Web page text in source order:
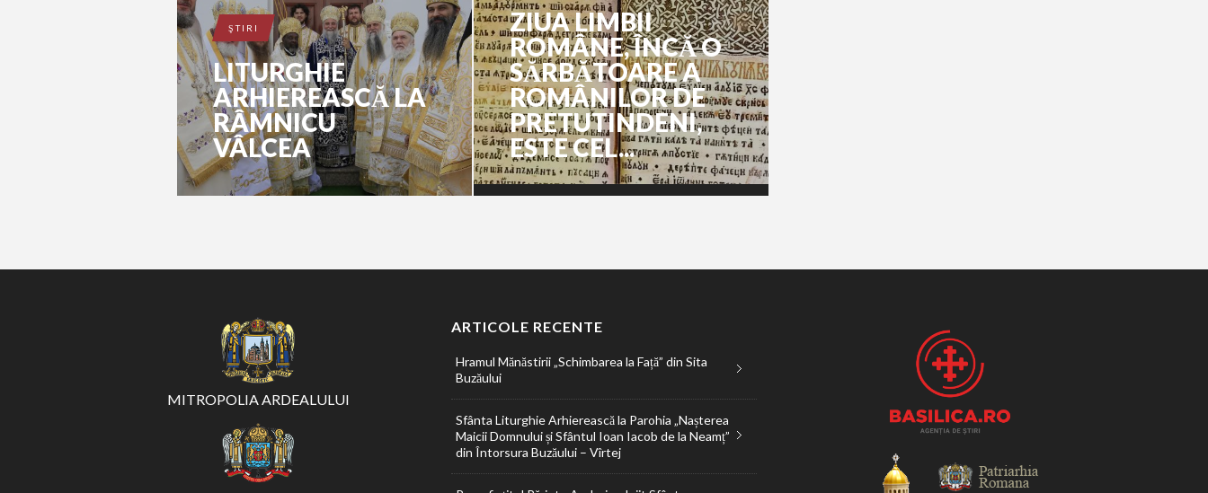
ŞTIRI
LITURGHIE
ARHIEREASCĂ LA
RÂMNICU
VÂLCEA
ZIUA LIMBII
ROMÂNE, ÎNCĂ O
SĂRBĂTOARE A
ROMÂNILOR DE
PRETUTINDENI,
ESTE CEL...
MITROPOLIA ARDEALULUI
ARTICOLE RECENTE
Hramul Mănăstirii „Schimbarea la Față” din Sita
Buzăului
Sfânta Liturghie Arhierească la Parohia „Nașterea
Maicii Domnului și Sfântul Ioan Iacob de la Neamț”
din Întorsura Buzăului – Vîrtej